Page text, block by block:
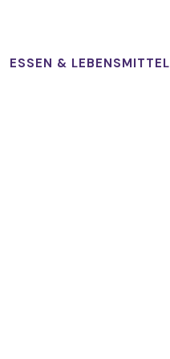
ESSEN & LEBENSMITTEL